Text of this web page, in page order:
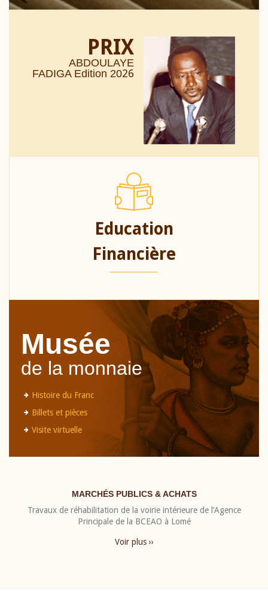
PRIX
ABDOULAYE
FADIGA Edition 2026
Education
Financière
Musée
de la monnaie
Histoire du Franc
Billets et pièces
Visite virtuelle
MARCHÉS PUBLICS & ACHATS
Travaux de réhabilitation de la voirie intérieure de l’Agence
Principale de la BCEAO à Lomé
Voir plus ››